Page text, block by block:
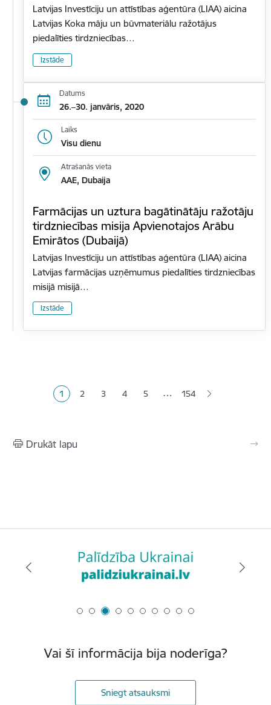
Latvijas Investīciju un attīstības aģentūra (LIAA) aicina
Latvijas Koka māju un būvmateriālu ražotājus
piedalīties tirdzniecības…
Izstāde
Datums
26.–30. janvāris, 2020
Laiks
Visu dienu
Atrašanās vieta
AAE, Dubaija
Farmācijas un uztura bagātinātāju ražotāju
tirdzniecības misija Apvienotajos Arābu
Emirātos (Dubaijā)
Latvijas Investīciju un attīstības aģentūra (LIAA) aicina
Latvijas farmācijas uzņēmumus piedalīties tirdzniecības
misijā misijā…
Izstāde
Pašreizējā lapa
1 Lapa
2 Lapa
3 Lapa
4 Lapa
5 … 154
Drukāt lapu
Vai šī informācija bija noderīga?
Sniegt atsauksmi